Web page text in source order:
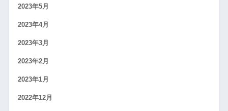
2023年5月
2023年4月
2023年3月
2023年2月
2023年1月
2022年12月